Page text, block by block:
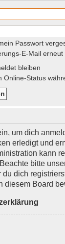
Passwort
E-Mail erneut
bleiben
Online-Status
um dich
erledigt und
kann
bitte
dich
diesem Board